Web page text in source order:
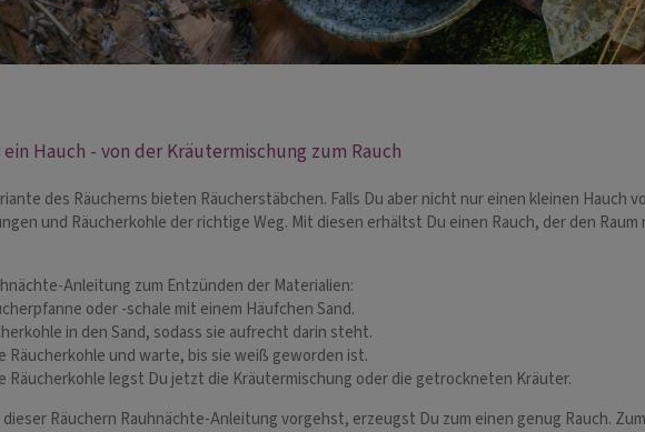
Hauch - von der Kräutermischung zum Rauch
des Räucherns bieten Räucherstäbchen. Falls Du aber nicht nur einen kleinen Hauch
und Räucherkohle der richtige Weg. Mit diesen erhältst Du einen Rauch, der den
Anleitung zum Entzünden der Materialien:
oder -schale mit einem Häufchen Sand.
in den Sand, sodass sie aufrecht darin steht.
Räucherkohle und warte, bis sie weiß geworden ist.
Räucherkohle legst Du jetzt die Kräutermischung oder die getrockneten Kräuter.
dieser Räuchern Rauhnächte-Anleitung vorgehst, erzeugst Du zum einen genug Rauch.